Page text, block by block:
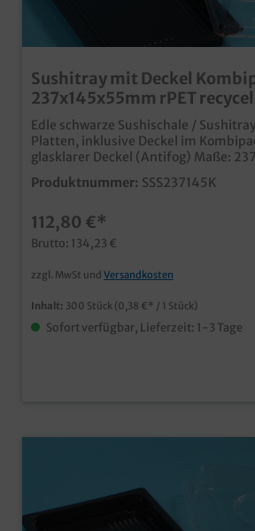
Sushitray mit Deckel
237x145x55mm rPET
Edle schwarze Sushischale /
Platten, inklusive Deckel im
glasklarer Deckel (Antifog) Maße:
Stück im Karton für die Präsentation oder Verpackung
außer Haus, Sushi to go, Ideal für Sushi oder Fingerfood
praktischen Kombipack inklusive Deckel Anti Fog
für klare Präsentation in
produziert aus recyceltem PET, wieder
vielen verschiedenen Größen
Produktnummer: SSS237145K
112,80 €*
Brutto: 134,23 €
zzgl. MwSt und Versandkosten
Inhalt: 300 Stück (0,38 €* / 1 Stück)
Sofort verfügbar, Lieferzeit: 1-3 Tage